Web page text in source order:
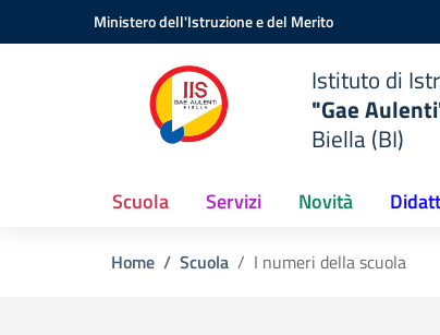
Vai ai contenuti
Vai al menu di navigazioneMinistero dell'Istruzione e del Merito
Istituto di
"Gae
Biella (BI)
Scuola Servizi Novità
Home Scuola I numeri della scuola